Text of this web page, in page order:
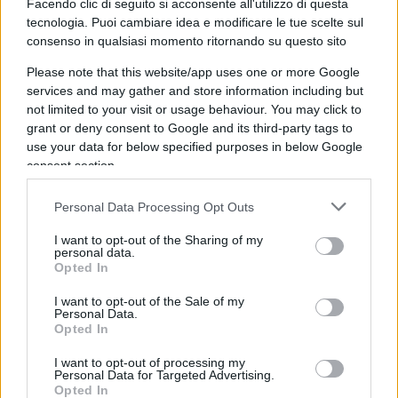
Facendo clic di seguito si acconsente all'utilizzo di questa
tecnologia. Puoi cambiare idea e modificare le tue scelte sul
consenso in qualsiasi momento ritornando su questo sito
Please note that this website/app uses one or more Google
services and may gather and store information including but
not limited to your visit or usage behaviour. You may click to
grant or deny consent to Google and its third-party tags to
use your data for below specified purposes in below Google
consent section.
Personal Data Processing Opt Outs
I want to opt-out of the Sharing of my
personal data.
Opted In
I want to opt-out of the Sale of my
Personal Data.
Opted In
I want to opt-out of processing my
Personal Data for Targeted Advertising.
Opted In
complicità] non ti sparano con la pistola ad aria
compressa”. Non si può sentire una roba così, è
difficile perfino smontarla tanto è vaneggiante:
Littizzetto apparecchia schemi teoricie ne trae
la convinzione che funzionino, la sua è la solita
un’equazione ideologica: se io dico e faccio
questo, la realtà va a posto; se la realtà non si
adegua, io insisto, costi quel che costi, tanto a
pagare sono gli altri, in corso Sempione c’è la
vigilanza e con la pistola ad aria compressa non
passa nessuno. Non è quello che è successo col
regime sanitario?
Nulla conforta le convinzioni lucianine e tutto le
smentisce: fa niente,la spocchia di sinistra